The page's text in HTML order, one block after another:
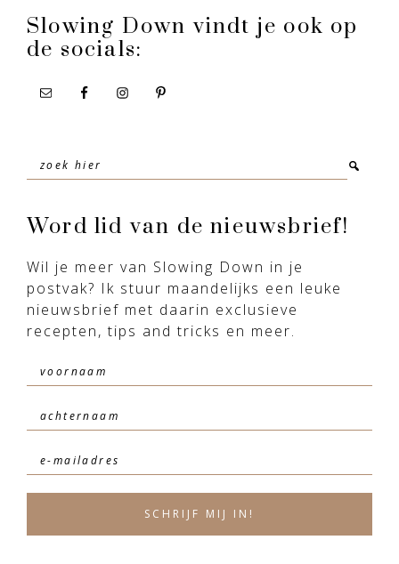
Slowing Down vindt je ook op
de socials:
Zoek
hier
Word lid van de nieuwsbrief!
Wil je meer van Slowing Down in je
postvak? Ik stuur maandelijks een leuke
nieuwsbrief met daarin exclusieve
recepten, tips and tricks en meer.